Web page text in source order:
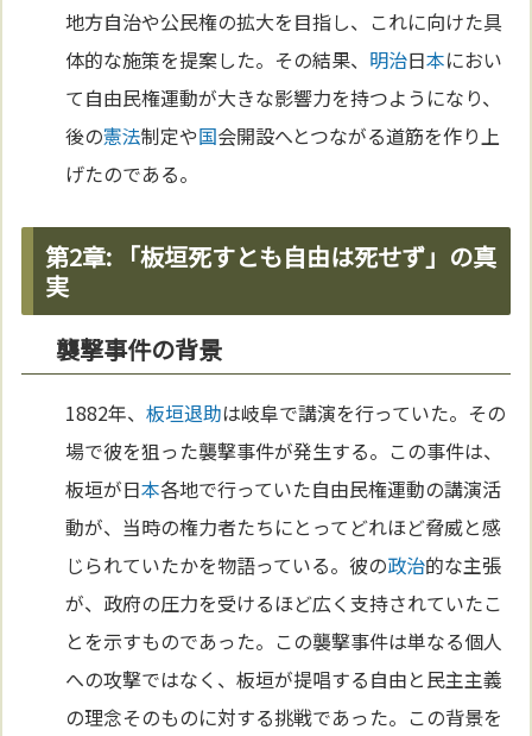
地方自治や公民権の拡大を目指し、これに向けた具
体的な施策を提案した。その結果、 明治日本におい
て自由民権運動が大きな影響力を持つようになり、
後の憲法制定や国会開設へとつながる道筋を作り上
げたのである。
第2章: 「板垣死すとも自由は死せず」の真
実
襲撃事件の背景
1882年、板垣退助は岐阜で講演を行っていた。その
場で彼を狙った襲撃事件が発生する。この事件は、
板垣が日本各地で行っていた自由民権運動の講演活
動が、当時の権力者たちにとってどれほど脅威と感
じられていたかを物語っている。彼の政治的な主張
が、政府の圧力を受けるほど広く支持されていたこ
とを示すものであった。この襲撃事件は単なる個人
への攻撃ではなく、板垣が提唱する自由と民主主義
の理念そのものに対する挑戦であった。この背景を